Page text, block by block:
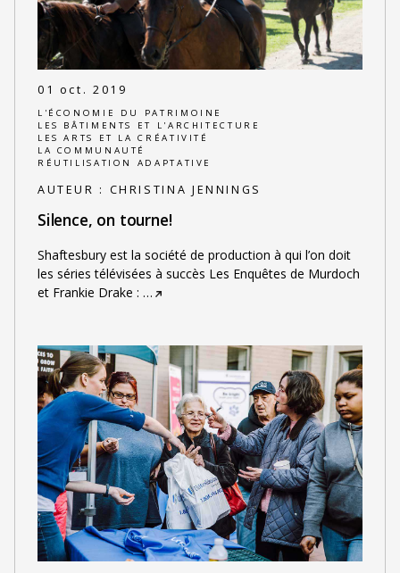
01 oct. 2019
L'ÉCONOMIE DU PATRIMOINE
LES BÂTIMENTS ET L'ARCHITECTURE
LES ARTS ET LA CRÉATIVITÉ
LA COMMUNAUTÉ
RÉUTILISATION ADAPTATIVE
AUTEUR : CHRISTINA JENNINGS
Silence, on tourne!
Shaftesbury est la société de production à qui l’on doit
les séries télévisées à succès Les Enquêtes de Murdoch
et Frankie Drake : …